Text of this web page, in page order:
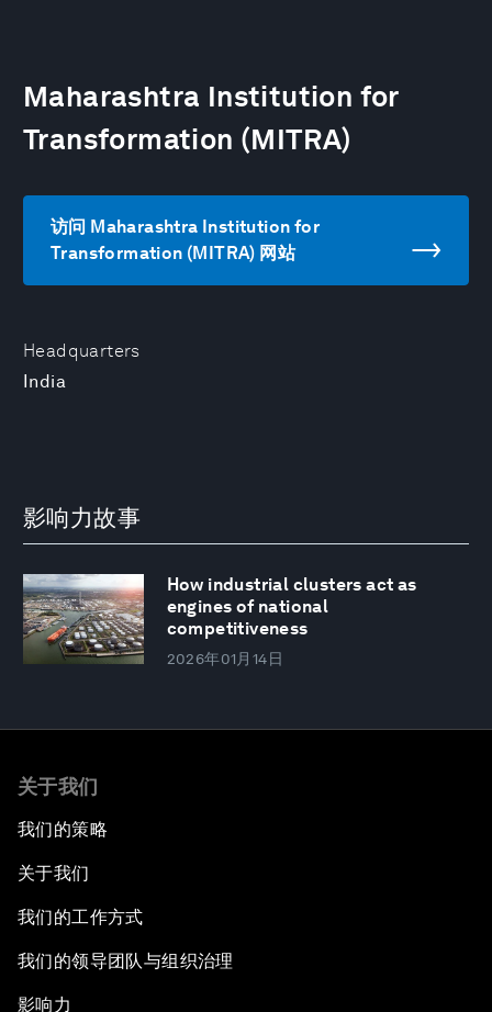
Headquarters
India
Maharashtra Institution for
Transformation (MITRA)
访问 Maharashtra Institution for
Transformation (MITRA) 网站
影响力故事
How industrial clusters act as
engines of national
competitiveness
2026年01月14日
关于我们
我们的策略
关于我们
我们的工作方式
我们的领导团队与组织治理
影响力